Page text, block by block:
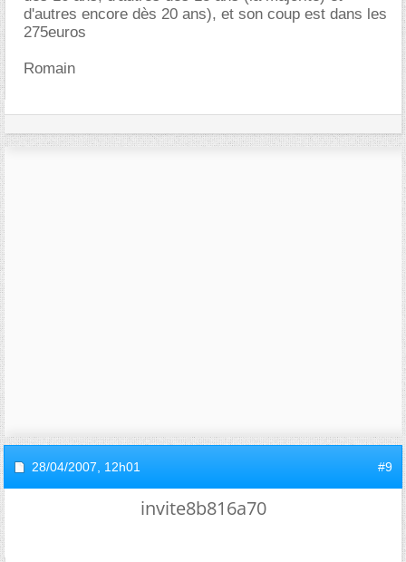
d'autres encore dès 20 ans), et son coup est dans les
275euros
Romain
28/04/2007, 12h01 #9
invite8b816a70